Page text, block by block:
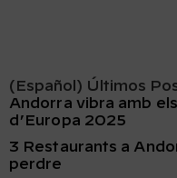
(Español) Últimos
Andorra vibra amb
d’Europa 2025
3 Restaurants a
perdre